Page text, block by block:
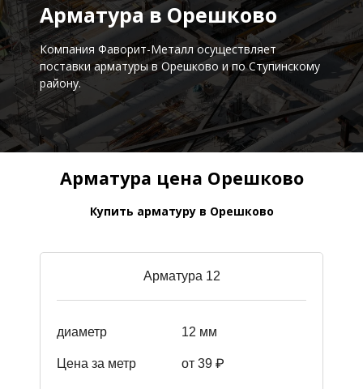
Арматура в Орешково
Компания Фаворит-Металл осуществляет
поставкиарматуры в Орешково и по Ступинскому
району.
Арматура цена Орешково
Купить арматуру в Орешково
Арматура 12
диаметр 12 мм
Цена за метр от 39 ₽